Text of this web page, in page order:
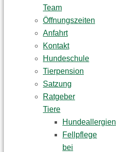
Team
Öffnungszeiten
Anfahrt
Kontakt
Hundeschule
Tierpension
Satzung
Ratgeber
Tiere
Hundeallergien
Fellpflege
bei